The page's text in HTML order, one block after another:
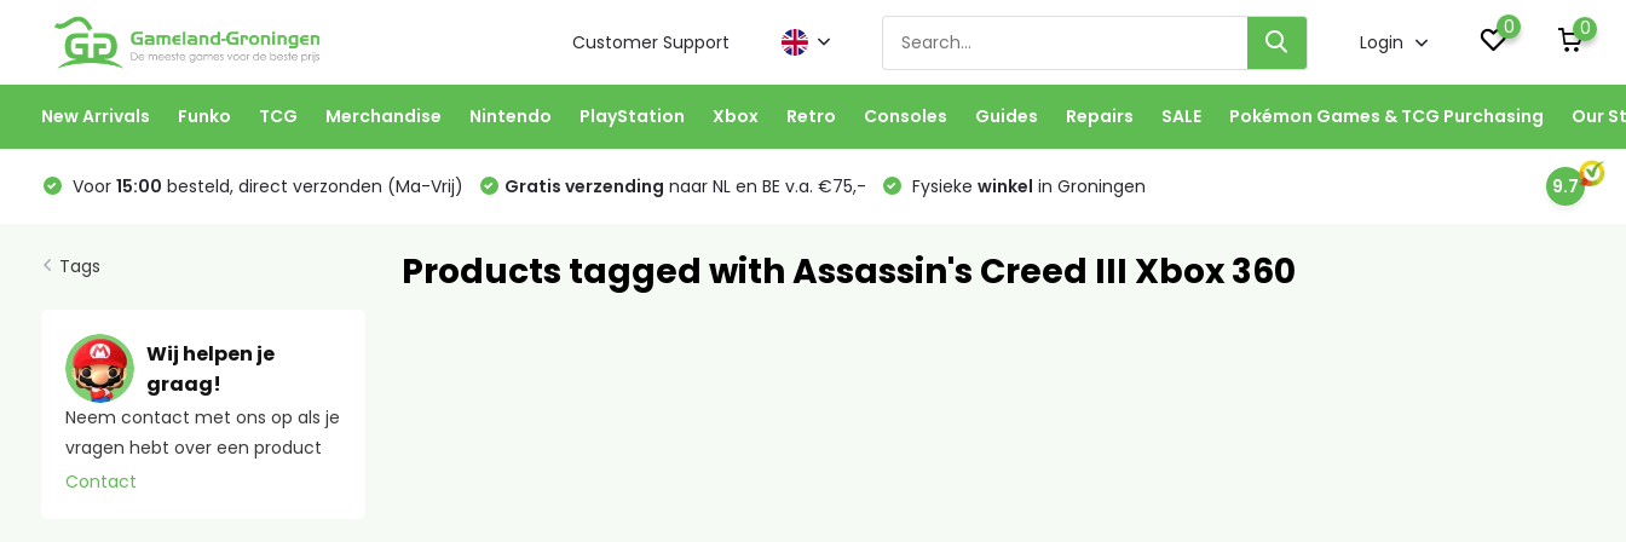
Customer Support Login
0 0
New Arrivals Funko TCG Merchandise Nintendo PlayStation Xbox Retro Consoles Guides Repairs SALE Pokémon Games & TCG Purchasing Our
Voor 15:00 besteld, direct verzonden (Ma-Vrij) Gratis verzending naar NL en BE v.a. €75,- Fysieke winkel in Groningen 9.7
Tags
Wij helpen je
graag!
Neem contact met ons op als je
vragen hebt over een product
Contact
Products tagged with Assassin's Creed III Xbox 360